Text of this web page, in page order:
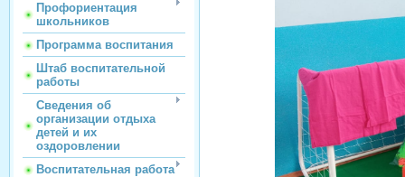
Профориентация
школьников
Программа воспитания
Штаб воспитательной
работы
Сведения об
организации отдыха
детей и их
оздоровлении
Воспитательная работа